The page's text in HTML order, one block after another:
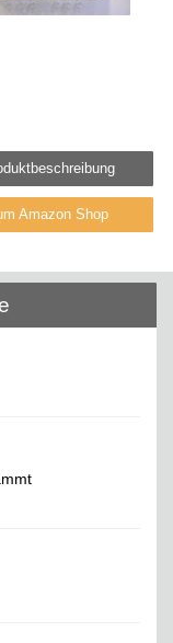
Amazon Shop